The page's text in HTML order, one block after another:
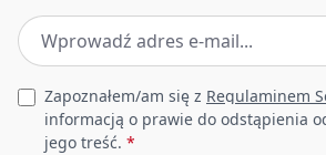
Adres e-mail *
Leave this field empty
Zapoznałem/am się z Regulaminem
informacją o prawie do odstąpienia
jego treść. *